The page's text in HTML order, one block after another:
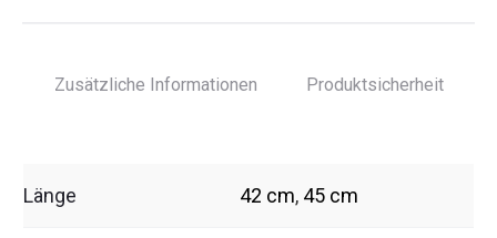
Zusätzliche Informationen Produktsicherheit
Länge 42 cm, 45 cm